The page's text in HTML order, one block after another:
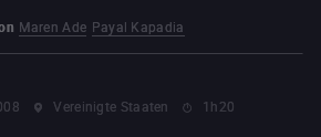
Maren Ade Payal Kapadia
Vereinigte Staaten 1h20